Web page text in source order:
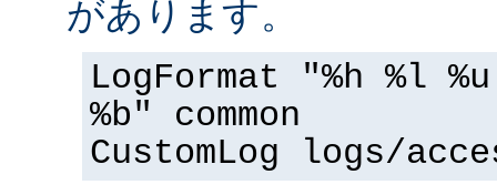
があります。
LogFormat "%h %l
%b" common
CustomLog logs/